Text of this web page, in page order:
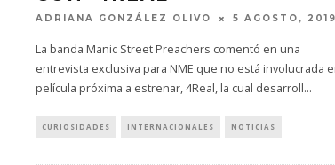
ADRIANA GONZÁLEZ OLIVO 5 AGOSTO, 2019
La banda Manic Street Preachers comentó en una
entrevista exclusiva para NME que no está involucrada
película próxima a estrenar, 4Real, la cual desarroll...
CURIOSIDADES INTERNACIONALES NOTICIAS